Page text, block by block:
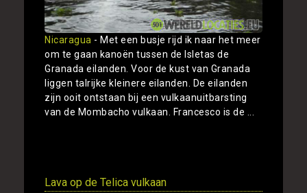
Nicaragua - Met een busje rijd ik naar het meer
om te gaan kanoën tussen de Isletas de
Granada eilanden. Voor de kust van Granada
liggen talrijke kleinere eilanden. De eilanden
zijn ooit ontstaan bij een vulkaanuitbarsting
van de Mombacho vulkaan. Francesco is de ...
Lava op de Telica vulkaan